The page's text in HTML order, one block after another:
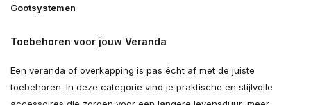
Gootsystemen
Toebehoren voor jouw Veranda
Een veranda of overkapping is pas écht af met de juiste
toebehoren. In deze categorie vind je praktische en stijlvolle